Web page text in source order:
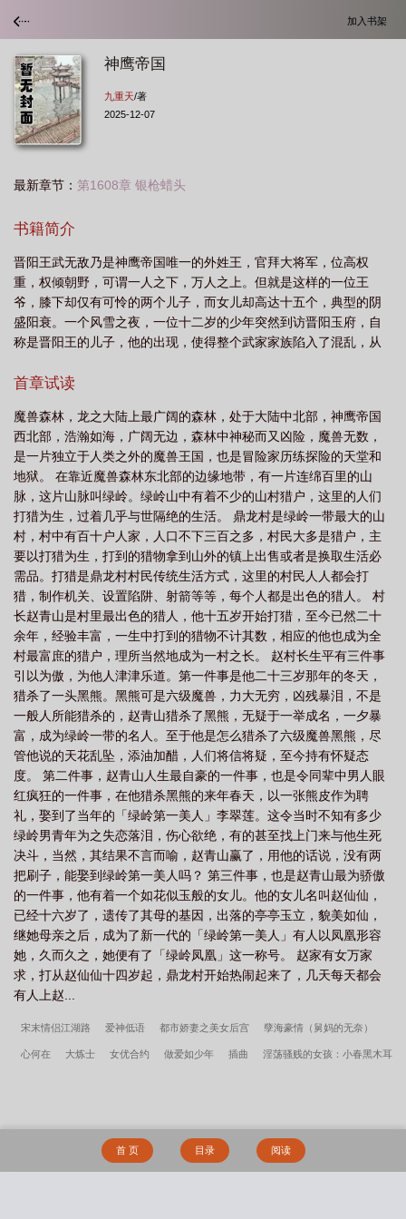
加入书架
神鹰帝国
九重天/著
2025-12-07
最新章节： 第1608章 银枪蜡头
书籍简介
晋阳王武无敌乃是神鹰帝国唯一的外姓王，官拜大将军，位高权
重，权倾朝野，可谓一人之下，万人之上。但就是这样的一位王
爷，膝下却仅有可怜的两个儿子，而女儿却高达十五个，典型的阴
盛阳衰。一个风雪之夜，一位十二岁的少年突然到访晋阳玉府，自
称是晋阳王的儿子，他的出现，使得整个武家家族陷入了混乱，从
人物武天骄开始，一路描写他从任人欺凌弱不禁风到雄霸天下千古
首章试读
魔兽森林，龙之大陆上最广阔的森林，处于大陆中北部，神鹰帝国
西北部，浩瀚如海，广阔无边，森林中神秘而又凶险，魔兽无数，
是一片独立于人类之外的魔兽王国，也是冒险家历练探险的天堂和
地狱。 在靠近魔兽森林东北部的边缘地带，有一片连绵百里的山
脉，这片山脉叫绿岭。绿岭山中有着不少的山村猎户，这里的人们
打猎为生，过着几乎与世隔绝的生活。 鼎龙村是绿岭一带最大的山
村，村中有百十户人家，人口不下三百之多，村民大多是猎户，主
要以打猎为生，打到的猎物拿到山外的镇上出售或者是换取生活必
需品。打猎是鼎龙村村民传统生活方式，这里的村民人人都会打
猎，制作机关、设置陷阱、射箭等等，每个人都是出色的猎人。 村
长赵青山是村里最出色的猎人，他十五岁开始打猎，至今已然二十
余年，经验丰富，一生中打到的猎物不计其数，相应的他也成为全
村最富庶的猎户，理所当然地成为一村之长。 赵村长生平有三件事
引以为傲，为他人津津乐道。第一件事是他二十三岁那年的冬天，
猎杀了一头黑熊。黑熊可是六级魔兽，力大无穷，凶残暴泪，不是
一般人所能猎杀的，赵青山猎杀了黑熊，无疑于一举成名，一夕暴
富，成为绿岭一带的名人。至于他是怎么猎杀了六级魔兽黑熊，尽
管他说的天花乱坠，添油加醋，人们将信将疑，至今持有怀疑态
度。 第二件事，赵青山人生最自豪的一件事，也是令同辈中男人眼
红疯狂的一件事，在他猎杀黑熊的来年春天，以一张熊皮作为聘
礼，娶到了当年的「绿岭第一美人」李翠莲。这令当时不知有多少
绿岭男青年为之失恋落泪，伤心欲绝，有的甚至找上门来与他生死
决斗，当然，其结果不言而喻，赵青山赢了，用他的话说，没有两
把刷子，能娶到绿岭第一美人吗？ 第三件事，也是赵青山最为骄傲
的一件事，他有着一个如花似玉般的女儿。他的女儿名叫赵仙仙，
已经十六岁了，遗传了其母的基因，出落的亭亭玉立，貌美如仙，
继她母亲之后，成为了新一代的「绿岭第一美人」有人以凤凰形容
她，久而久之，她便有了「绿岭凤凰」这一称号。 赵家有女万家
求，打从赵仙仙十四岁起，鼎龙村开始热闹起来了，几天每天都会
有人上赵...
宋末情侣江湖路 爱神低语 都市娇妻之美女后宫 孽海豪情（舅妈的无奈）
心何在 大炼士 女优合约 做爱如少年 插曲 淫荡骚贱的女孩：小春黑木耳
鱿鱼便当（脑洞合集） 穿成爽文男主的黑月光
首 页 目录 阅读